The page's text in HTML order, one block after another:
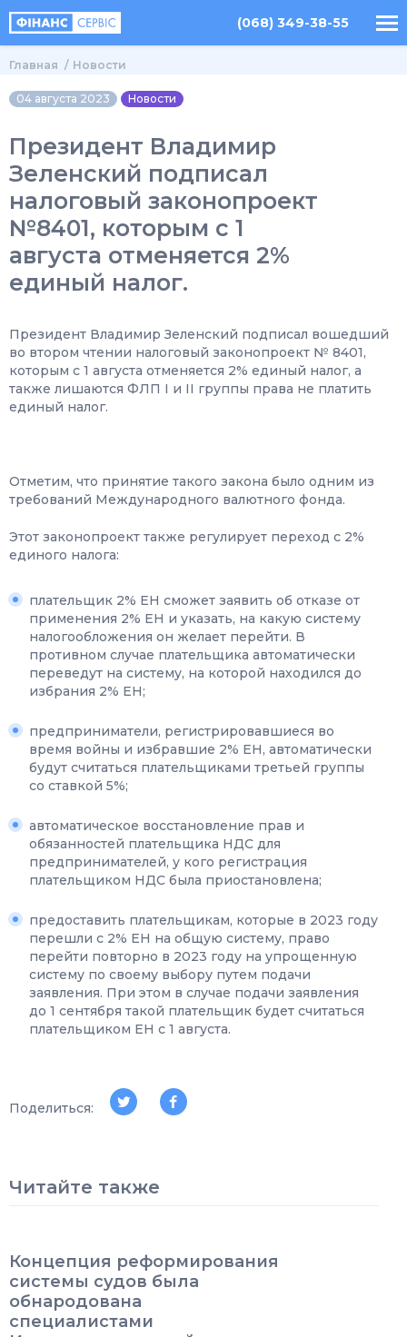
(068) 349-38-55
Главная Новости
04 августа 2023 Новости
Президент Владимир
Зеленский подписал
налоговый законопроект
№8401, которым с 1
августа отменяется 2%
единый налог.
Президент Владимир Зеленский подписал вошедший
во втором чтении налоговый законопроект № 8401,
которым с 1 августа отменяется 2% единый налог, а
также лишаются ФЛП I и II группы права не платить
единый налог.
Отметим, что принятие такого закона было одним из
требований Международного валютного фонда.
Этот законопроект также регулирует переход с 2%
единого налога:
плательщик 2% ЕН сможет заявить об отказе от
применения 2% ЕН и указать, на какую систему
налогообложения он желает перейти. В
противном случае плательщика автоматически
переведут на систему, на которой находился до
избрания 2% ЕН;
предприниматели, регистрировавшиеся во
время войны и избравшие 2% ЕН, автоматически
будут считаться плательщиками третьей группы
со ставкой 5%;
автоматическое восстановление прав и
обязанностей плательщика НДС для
предпринимателей, у кого регистрация
плательщиком НДС была приостановлена;
предоставить плательщикам, которые в 2023 году
перешли с 2% ЕН на общую систему, право
перейти повторно в 2023 году на упрощенную
систему по своему выбору путем подачи
заявления. При этом в случае подачи заявления
до 1 сентября такой плательщик будет считаться
плательщиком ЕН с 1 августа.
Поделиться:
Читайте также
Концепция реформирования
системы судов была
обнародована
специалистами